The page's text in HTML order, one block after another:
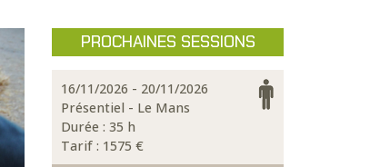
PROCHAINES SESSIONS
16/11/2026 - 20/11/2026
Présentiel - Le Mans
Durée : 35 h
Tarif : 1575 €